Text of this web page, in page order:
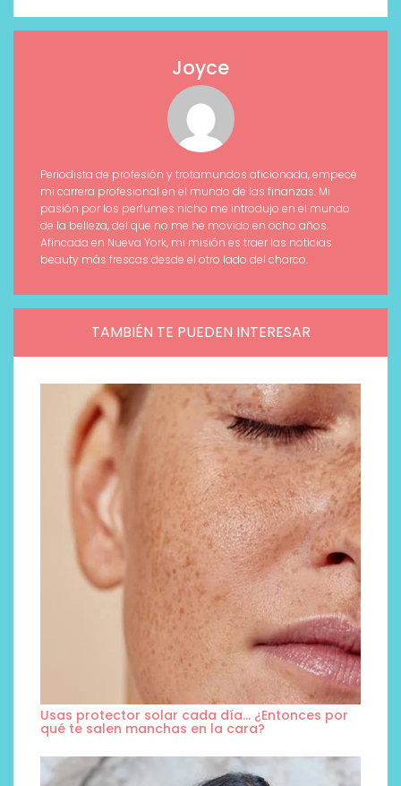
Joyce
Periodista de profesión y trotamundos aficionada, empecé
mi carrera profesional en el mundo de las finanzas. Mi
pasión por los perfumes nicho me introdujo en el mundo
de la belleza, del que no me he movido en ocho años.
Afincada en Nueva York, mi misión es traer las noticias
beauty más frescas desde el otro lado del charco.
TAMBIÉN TE PUEDEN INTERESAR
Usas protector solar cada día… ¿Entonces por
qué te salen manchas en la cara?